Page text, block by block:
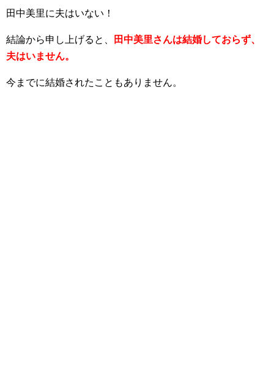
田中美里に夫はいない！
結論から申し上げると、
田中美里さんは結婚しておらず、
夫はいません。
今までに結婚されたこともありません。